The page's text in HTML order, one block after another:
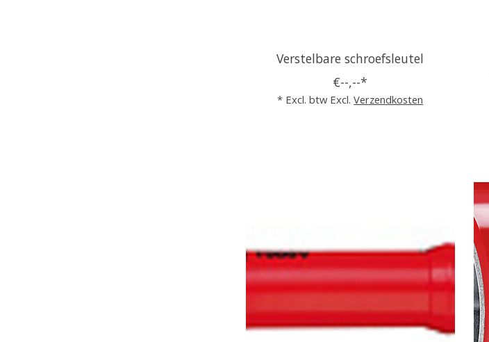
Verstelbare schroefsleutel
€--,--*
* Excl. btw Excl.Verzendkosten